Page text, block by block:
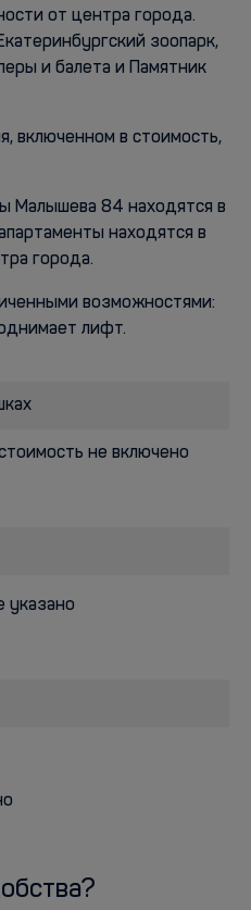
от центра города.
зоопарк,
и балета и Памятник
включенном в стоимость,
Малышева 84 находятся в
находятся в
города.
возможностями:
лифт.
не включено
указано